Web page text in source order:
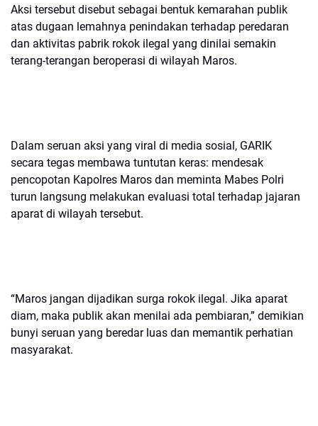
Aksi tersebut disebut sebagai bentuk kemarahan publik
atas dugaan lemahnya penindakan terhadap peredaran
dan aktivitas pabrik rokok ilegal yang dinilai semakin
terang-terangan beroperasi di wilayah Maros.
Dalam seruan aksi yang viral di media sosial, GARIK
secara tegas membawa tuntutan keras: mendesak
pencopotan Kapolres Maros dan meminta Mabes Polri
turun langsung melakukan evaluasi total terhadap jajaran
aparat di wilayah tersebut.
“Maros jangan dijadikan surga rokok ilegal. Jika aparat
diam, maka publik akan menilai ada pembiaran,” demikian
bunyi seruan yang beredar luas dan memantik perhatian
masyarakat.